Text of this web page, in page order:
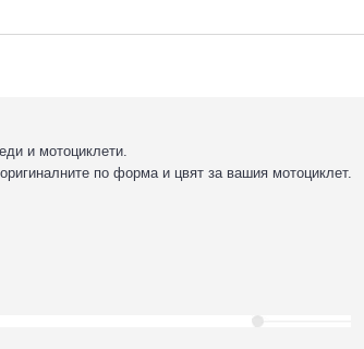
и мотоциклети.
по форма и цвят за вашия мотоциклет.